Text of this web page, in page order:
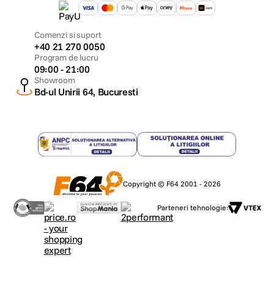
Comenzi si suport
+40 21 270 0050
Program de lucru
09:00 - 21:00
Showroom
Bd-ul Unirii 64, Bucuresti
Copyright © F64 2001 - 2026
Parteneri tehnologie: